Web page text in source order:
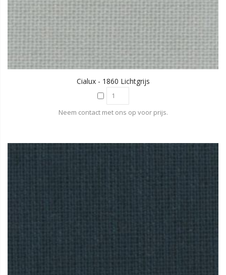
Cialux - 1860 Lichtgrijs
Neem contact met ons op voor prijs.